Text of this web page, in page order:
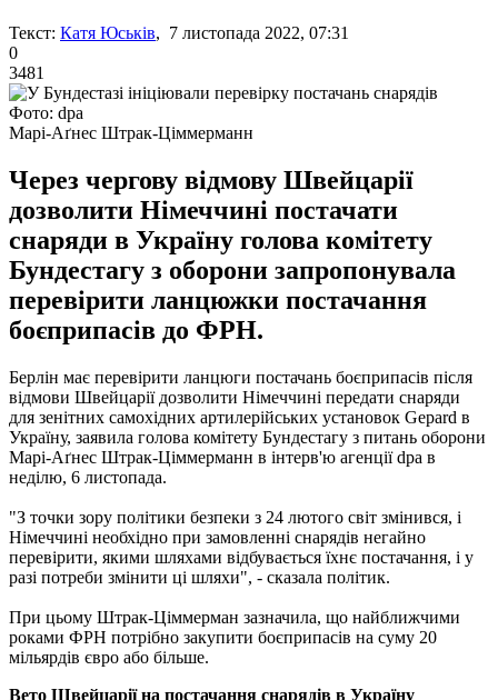
Текст: Катя Юськів, 7 листопада 2022, 07:31
0
3481
Фото: dpa
Марі-Аґнес Штрак-Ціммерманн
Через чергову відмову Швейцарії
дозволити Німеччині постачати
снаряди в Україну голова комітету
Бундестагу з оборони запропонувала
перевірити ланцюжки постачання
боєприпасів до ФРН.
Берлін має перевірити ланцюги постачань боєприпасів після
відмови Швейцарії дозволити Німеччині передати снаряди
для зенітних самохідних артилерійських установок Gepard в
Україну, заявила голова комітету Бундестагу з питань оборони
Марі-Аґнес Штрак-Ціммерманн в інтерв'ю агенції dpa в
неділю, 6 листопада.
"З точки зору політики безпеки з 24 лютого світ змінився, і
Німеччині необхідно при замовленні снарядів негайно
перевірити, якими шляхами відбувається їхнє постачання, і у
разі потреби змінити ці шляхи", - сказала політик.
При цьому Штрак-Ціммерман зазначила, що найближчими
роками ФРН потрібно закупити боєприпасів на суму 20
мільярдів євро або більше.
Вето Швейцарії на постачання снарядів в Україну